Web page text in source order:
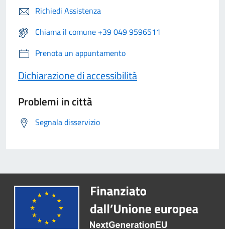
Richiedi Assistenza
Chiama il comune +39 049 9596511
Prenota un appuntamento
Dichiarazione di accessibilità
Problemi in città
Segnala disservizio